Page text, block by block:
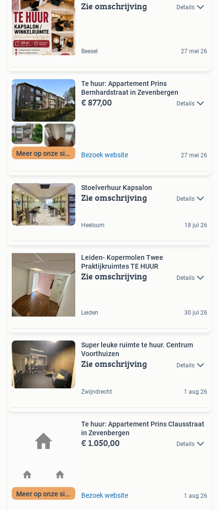
Zie omschrijving Details
Beesel 27 mei 26
Meer op onze site
Te huur: Appartement Prins
Bernhardstraat in Zevenbergen
€ 877,00 Details
Bezoek website 27 mei 26
Stoelverhuur Kapsalon
Zie omschrijving Details
Heelsum 18 jul 26
Leiden- Kopermolen Twee
Praktijkruimtes TE HUUR
Zie omschrijving Details
Leiden 30 jul 26
Super leuke ruimte te huur. Centrum
Voorthuizen
Zie omschrijving Details
Zwijndrecht 1 aug 26
Meer op onze site
Te huur: Appartement Prins Clausstraat
in Zevenbergen
€ 1.050,00 Details
Bezoek website 1 aug 26